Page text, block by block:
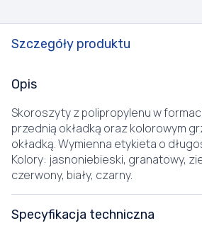
Szczegóły produktu
Opis
Skoroszyty z polipropylenu w
przednią okładką oraz kolorowym
okładką. Wymienna etykieta o
Kolory: jasnoniebieski, granatowy,
czerwony, biały, czarny.
Specyfikacja techniczna